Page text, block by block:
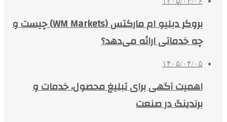
بروکر دبلیو ام مارکتس (WM Markets) چیست و
چه خدماتی ارائه می‌دهد؟
۱۴۰۵/۰۴/۰۵
اهمیت آگهی برای تبلیغ محصول، خدمات و
برندینگ در صنعت